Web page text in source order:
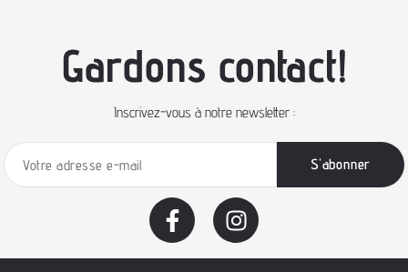
Gardons contact!
Inscrivez-vous à notre newsletter :